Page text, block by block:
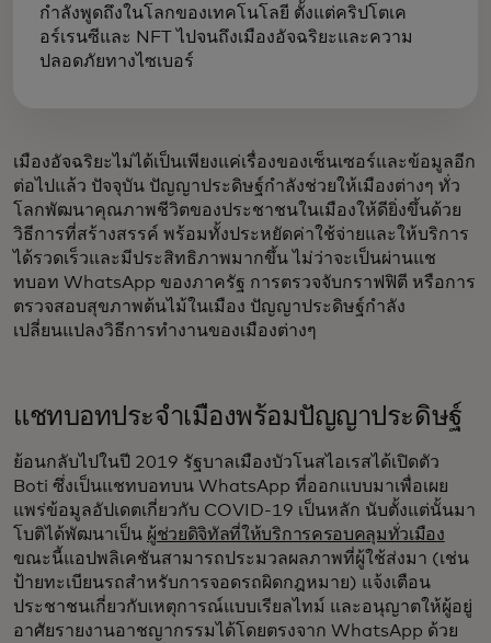
กำลังพูดถึงในโลกของเทคโนโลยี ตั้งแต่คริปโตเค
อร์เรนซีและ NFT ไปจนถึงเมืองอัจฉริยะและความ
ปลอดภัยทางไซเบอร์
เมืองอัจฉริยะไม่ได้เป็นเพียงแค่เรื่องของเซ็นเซอร์และข้อมูลอีก
ต่อไปแล้ว ปัจจุบัน ปัญญาประดิษฐ์กำลังช่วยให้เมืองต่างๆ ทั่ว
โลกพัฒนาคุณภาพชีวิตของประชาชนในเมืองให้ดียิ่งขึ้นด้วย
วิธีการที่สร้างสรรค์ พร้อมทั้งประหยัดค่าใช้จ่ายและให้บริการ
ได้รวดเร็วและมีประสิทธิภาพมากขึ้น ไม่ว่าจะเป็นผ่านแช
ทบอท WhatsApp ของภาครัฐ การตรวจจับกราฟฟิตี หรือการ
ตรวจสอบสุขภาพต้นไม้ในเมือง ปัญญาประดิษฐ์กำลัง
เปลี่ยนแปลงวิธีการทำงานของเมืองต่างๆ
แชทบอทประจำเมืองพร้อมปัญญาประดิษฐ์
ย้อนกลับไปในปี 2019 รัฐบาลเมืองบัวโนสไอเรสได้เปิดตัว
Boti ซึ่งเป็นแชทบอทบน WhatsApp ที่ออกแบบมาเพื่อเผย
แพร่ข้อมูลอัปเดตเกี่ยวกับ COVID-19 เป็นหลัก นับตั้งแต่นั้นมา
โบติได้พัฒนาเป็น ผู้ช่วยดิจิทัลที่ให้บริการครอบคลุมทั่วเมือง
ขณะนี้แอปพลิเคชันสามารถประมวลผลภาพที่ผู้ใช้ส่งมา (เช่น
ป้ายทะเบียนรถสำหรับการจอดรถผิดกฎหมาย) แจ้งเตือน
ประชาชนเกี่ยวกับเหตุการณ์แบบเรียลไทม์ และอนุญาตให้ผู้อยู่
อาศัยรายงานอาชญากรรมได้โดยตรงจาก WhatsApp ด้วย